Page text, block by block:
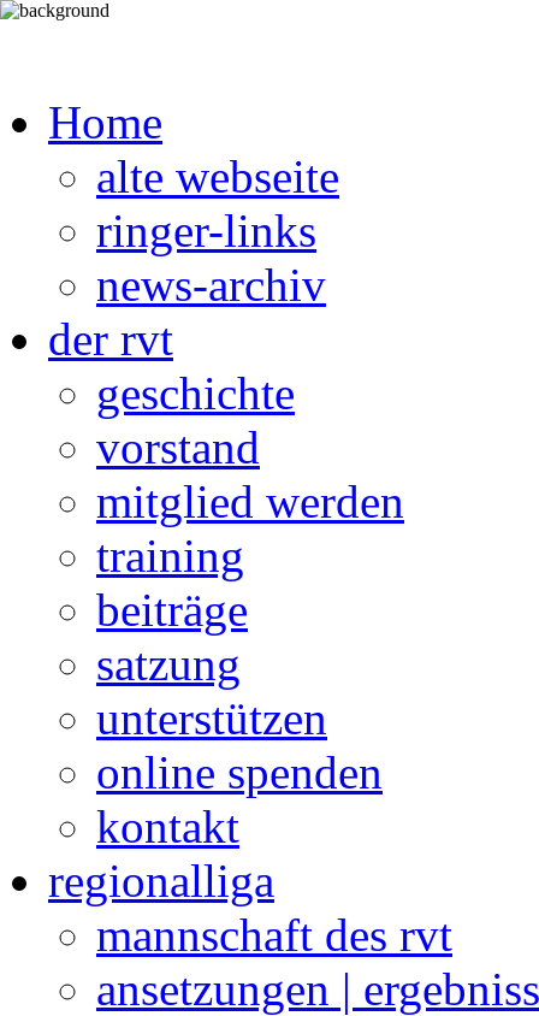
Home
alte webseite
ringer-links
news-archiv
der rvt
geschichte
vorstand
mitglied werden
training
beiträge
satzung
unterstützen
online spenden
kontakt
regionalliga
mannschaft des rvt
ansetzungen |